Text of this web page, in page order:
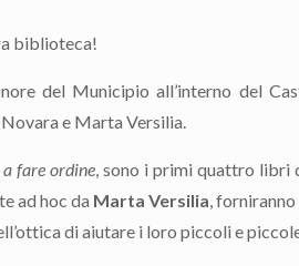
biblioteca!
del Municipio all’interno del
e Marta Versilia.
fare ordine, sono i primi quattro libri
ad hoc da Marta Versilia, forniranno
di aiutare i loro piccoli e